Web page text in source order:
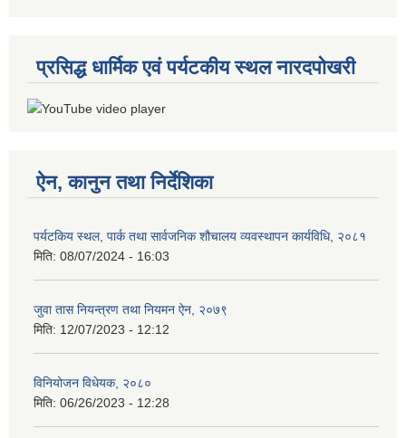
प्रसिद्ध धार्मिक एवं पर्यटकीय स्थल नारदपोखरी
ऐन, कानुन तथा निर्देशिका
पर्यटकिय स्थल, पार्क तथा सार्वजनिक शौचालय व्यवस्थापन कार्यविधि, २०८१
मिति: 08/07/2024 - 16:03
जुवा तास नियन्त्रण तथा नियमन ऐन, २०७९
मिति: 12/07/2023 - 12:12
विनियोजन विधेयक, २०८०
मिति: 06/26/2023 - 12:28